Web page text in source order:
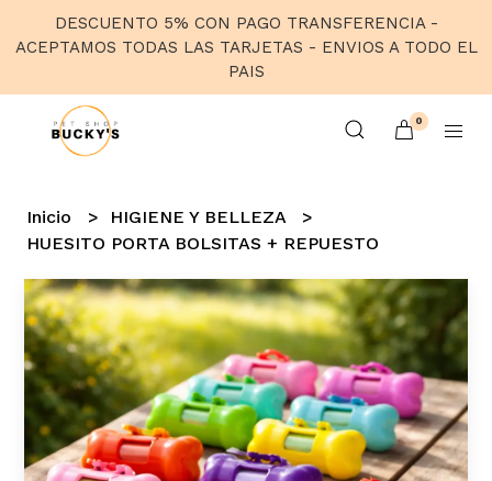
DESCUENTO 5% CON PAGO TRANSFERENCIA -
ACEPTAMOS TODAS LAS TARJETAS - ENVIOS A TODO EL
PAIS
0
Inicio
HIGIENE Y BELLEZA
HUESITO PORTA BOLSITAS + REPUESTO